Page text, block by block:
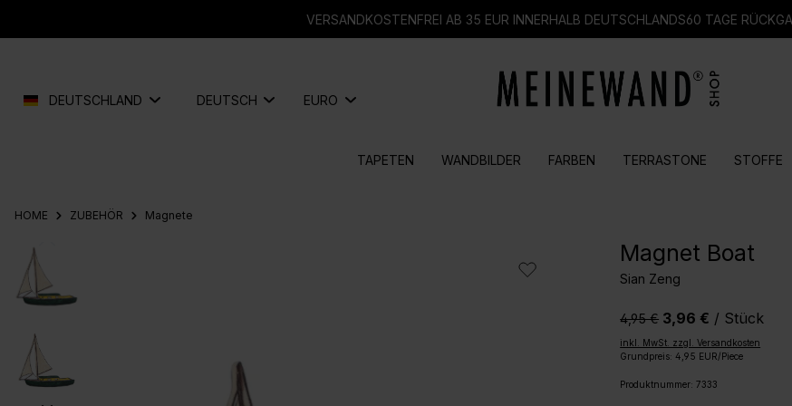
VERSANDKOSTENFREI AB 35 EUR INNERHALB DEUTSCHLANDS60 TAGE
DEUTSCHLAND DEUTSCH EURO
TAPETEN WANDBILDER FARBEN TERRASTONE STOFFE
HOME ZUBEHÖR Magnete
Bildergalerie überspringen Magnet Boat
Sian Zeng
4,95 €‎ 3,96 € / Stück
inkl. MwSt. zzgl. Versandkosten
Grundpreis: 4,95 EUR/Piece
Produktnummer:7333